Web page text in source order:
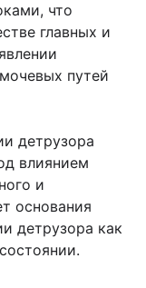
что
главных и
путей
детрузора
влиянием
и
основания
детрузора как